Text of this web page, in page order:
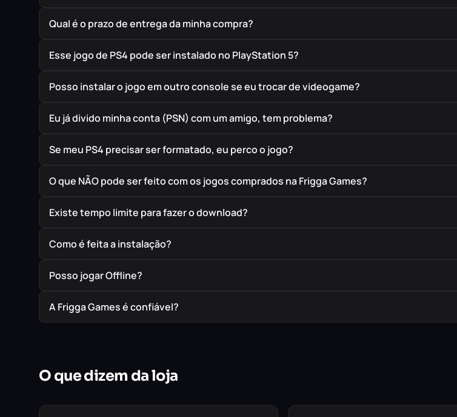
Qual é o prazo de entrega da minha compra?
Esse jogo de PS4 pode ser instalado no PlayStation 5?
Posso instalar o jogo em outro console se eu trocar de videogame?
Eu já divido minha conta (PSN) com um amigo, tem problema?
Se meu PS4 precisar ser formatado, eu perco o jogo?
O que NÃO pode ser feito com os jogos comprados na Frigga Games?
Existe tempo limite para fazer o download?
Como é feita a instalação?
Posso jogar Offline?
A Frigga Games é confiável?
O que dizem da loja